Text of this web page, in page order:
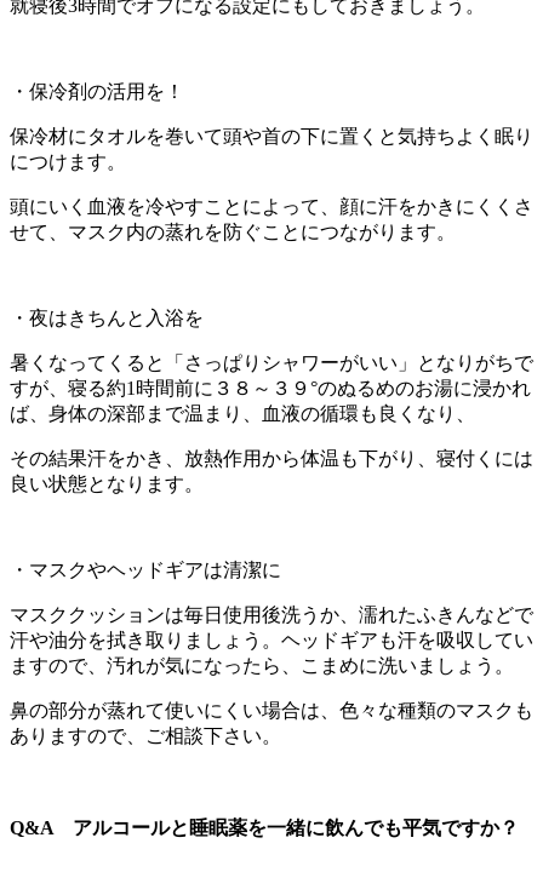
就寝後3時間でオフになる設定にもしておきましょう。
・保冷剤の活用を！
保冷材にタオルを巻いて頭や首の下に置くと気持ちよく眠り
につけます。
頭にいく血液を冷やすことによって、顔に汗をかきにくくさ
せて、マスク内の蒸れを防ぐことにつながります。
・夜はきちんと入浴を
暑くなってくると「さっぱりシャワーがいい」となりがちで
すが、寝る約1時間前に３８～３９°のぬるめのお湯に浸かれ
ば、身体の深部まで温まり、血液の循環も良くなり、
その結果汗をかき、放熱作用から体温も下がり、寝付くには
良い状態となります。
・マスクやヘッドギアは清潔に
マスククッションは毎日使用後洗うか、濡れたふきんなどで
汗や油分を拭き取りましょう。ヘッドギアも汗を吸収してい
ますので、汚れが気になったら、こまめに洗いましょう。
鼻の部分が蒸れて使いにくい場合は、色々な種類のマスクも
ありますので、ご相談下さい。
Q&A アルコールと睡眠薬を一緒に飲んでも平気ですか？